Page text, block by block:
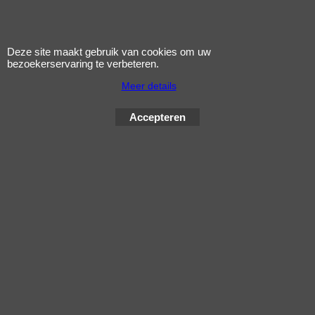
Deze site maakt gebruik van cookies om uw
bezoekerservaring te verbeteren.
Meer details
Accepteren